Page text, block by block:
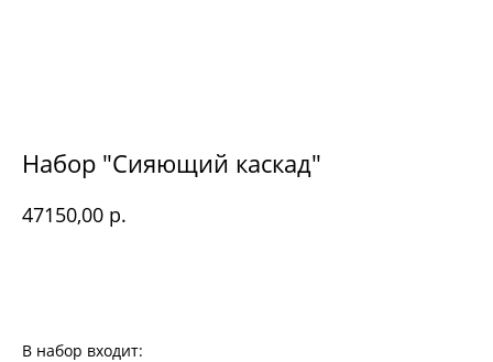
Набор "Сияющий каскад"
47150,00 р.
В набор входит: